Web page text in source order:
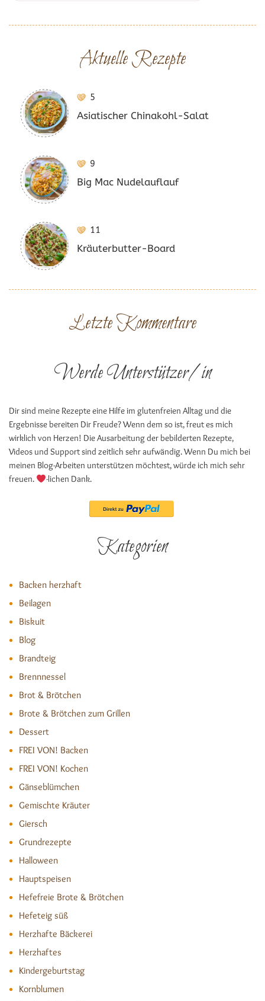
Aktuelle Rezepte
5
Asiatischer Chinakohl-Salat
9
Big Mac Nudelauflauf
11
Kräuterbutter-Board
Letzte Kommentare
Werde Unterstützer/in
Dir sind meine Rezepte eine Hilfe im glutenfreien Alltag und die
Ergebnisse bereiten Dir Freude? Wenn dem so ist, freut es mich
wirklich von Herzen! Die Ausarbeitung der bebilderten Rezepte,
Videos und Support sind zeitlich sehr aufwändig. Wenn Du mich bei
meinen Blog-Arbeiten unterstützen möchtest, würde ich mich sehr
freuen.
-lichen Dank.
Kategorien
Backen herzhaft
Beilagen
Biskuit
Blog
Brandteig
Brennnessel
Brot & Brötchen
Brote & Brötchen zum Grillen
Dessert
FREI VON! Backen
FREI VON! Kochen
Gänseblümchen
Gemischte Kräuter
Giersch
Grundrezepte
Halloween
Hauptspeisen
Hefefreie Brote & Brötchen
Hefeteig süß
Herzhafte Bäckerei
Herzhaftes
Kindergeburtstag
Kornblumen